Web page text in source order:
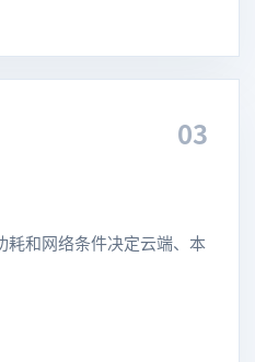
03
耗和网络条件决定云端、本